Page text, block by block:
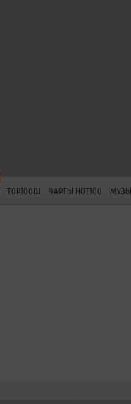
TOP100DJ ЧАРТЫ HOT100